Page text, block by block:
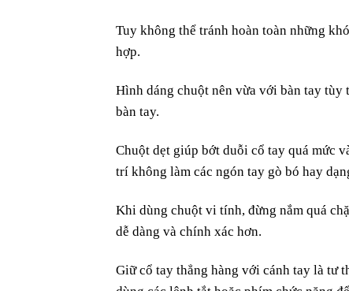
Tuy không thể tránh hoàn toàn những
hợp.
Hình dáng chuột nên vừa với bàn tay
bàn tay.
Chuột dẹt giúp bớt duỗi cổ tay quá mức
trí không làm các ngón tay gò bó hay
Khi dùng chuột vi tính, đừng nắm quá
dễ dàng và chính xác hơn.
Giữ cổ tay thẳng hàng với cánh tay là tư